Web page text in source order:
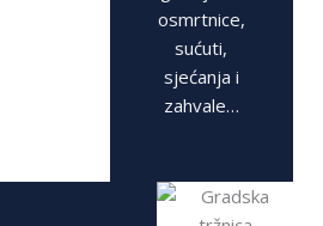
osmrtnice,
sućuti,
sjećanja i
zahvale…